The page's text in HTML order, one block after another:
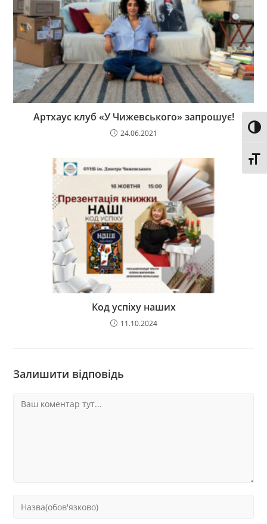
Артхаус клуб «У Чижевського» запрошує!
24.06.2021
Код успіху наших
11.10.2024
Залишити відповідь